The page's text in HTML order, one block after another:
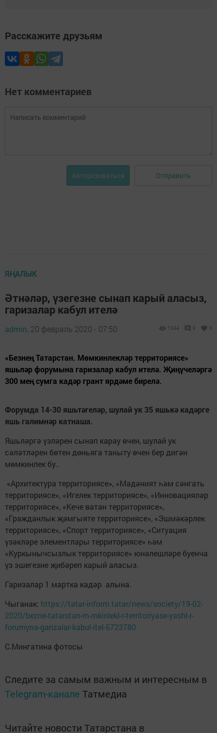
Расскажите друзьям
Нет комментариев
Авторизоваться Отправить
ЯҢАЛЫК
Әтнәләр, үзегезне сынап карый аласыз,
гаризалар кабул ителә
admin, 20 февраль 2020 - 07:50 1244 0 0
«Безнең Татарстан. Мөмкинлекләр территориясе»
яшьләр форумына гаризалар кабул ителә. Җиңүчеләргә
300 мең сумга кадәр грант ярдәме бирелә.
Форумда 14-30 яшьтәгеләр, шулай ук 35 яшькә кадәрге
яшь галимнәр катнаша.
Яшьләргә үзләрен сынап карау өчен, шулай ук
сәләтләрен бөтен дөньяга таныту өчен бер дигән
мөмкинлек бу..
«Архитектура территориясе», «Мәдәният һәм сәнгать
территориясе», «Игелек территориясе», «Инновацияләр
территориясе», «Кече ватан территориясе»,
«Гражданлык җәмгыяте территориясе», «Эшмәкәрлек
территориясе», «Спорт территориясе», «Ситуация
үзәкләре элементлары территориясе» һәм
«Куркынычсызлык территориясе» юнәлешләре буенча
үз эшегезне җибәреп карый аласыз.
Гаризалар 1 мартка кадәр алына.
Чыганак: https://tatar-inform.tatar/news/society/19-02-
2020/bezne-tatarstan-m-mkinlekl-r-territoriyase-yashl-r-
forumyna-garizalar-kabul-itel-5723780
С.Мингатина фотосы
Следите за самым важным и интересным в
Telegram-канале Татмедиа
Читайте новости Татарстана в